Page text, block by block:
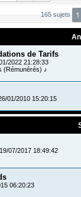
165 sujets 1
de Tarifs
2022 21:28:33
(Rémunérés) ♪
01/2010 15:20:15
19/07/2017 18:49:42
06:20:23